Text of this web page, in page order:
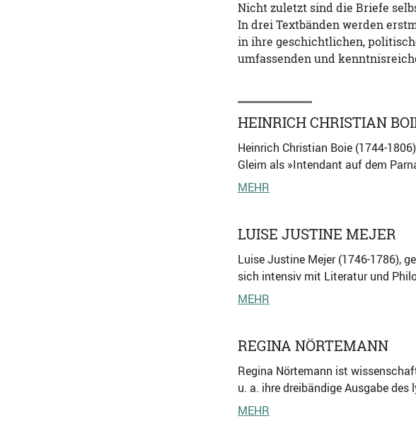
Nicht zuletzt sind die Briefe
In drei Textbänden werden
in ihre geschichtlichen,
umfassenden und
HEINRICH CHRISTIAN
Heinrich Christian Boie (1744-
Gleim als »Intendant auf dem
MEHR
LUISE JUSTINE MEJER
Luise Justine Mejer (1746-1786),
sich intensiv mit Literatur und
MEHR
REGINA NÖRTEMANN
Regina Nörtemann ist
u. a. ihre dreibändige Ausgabe
MEHR